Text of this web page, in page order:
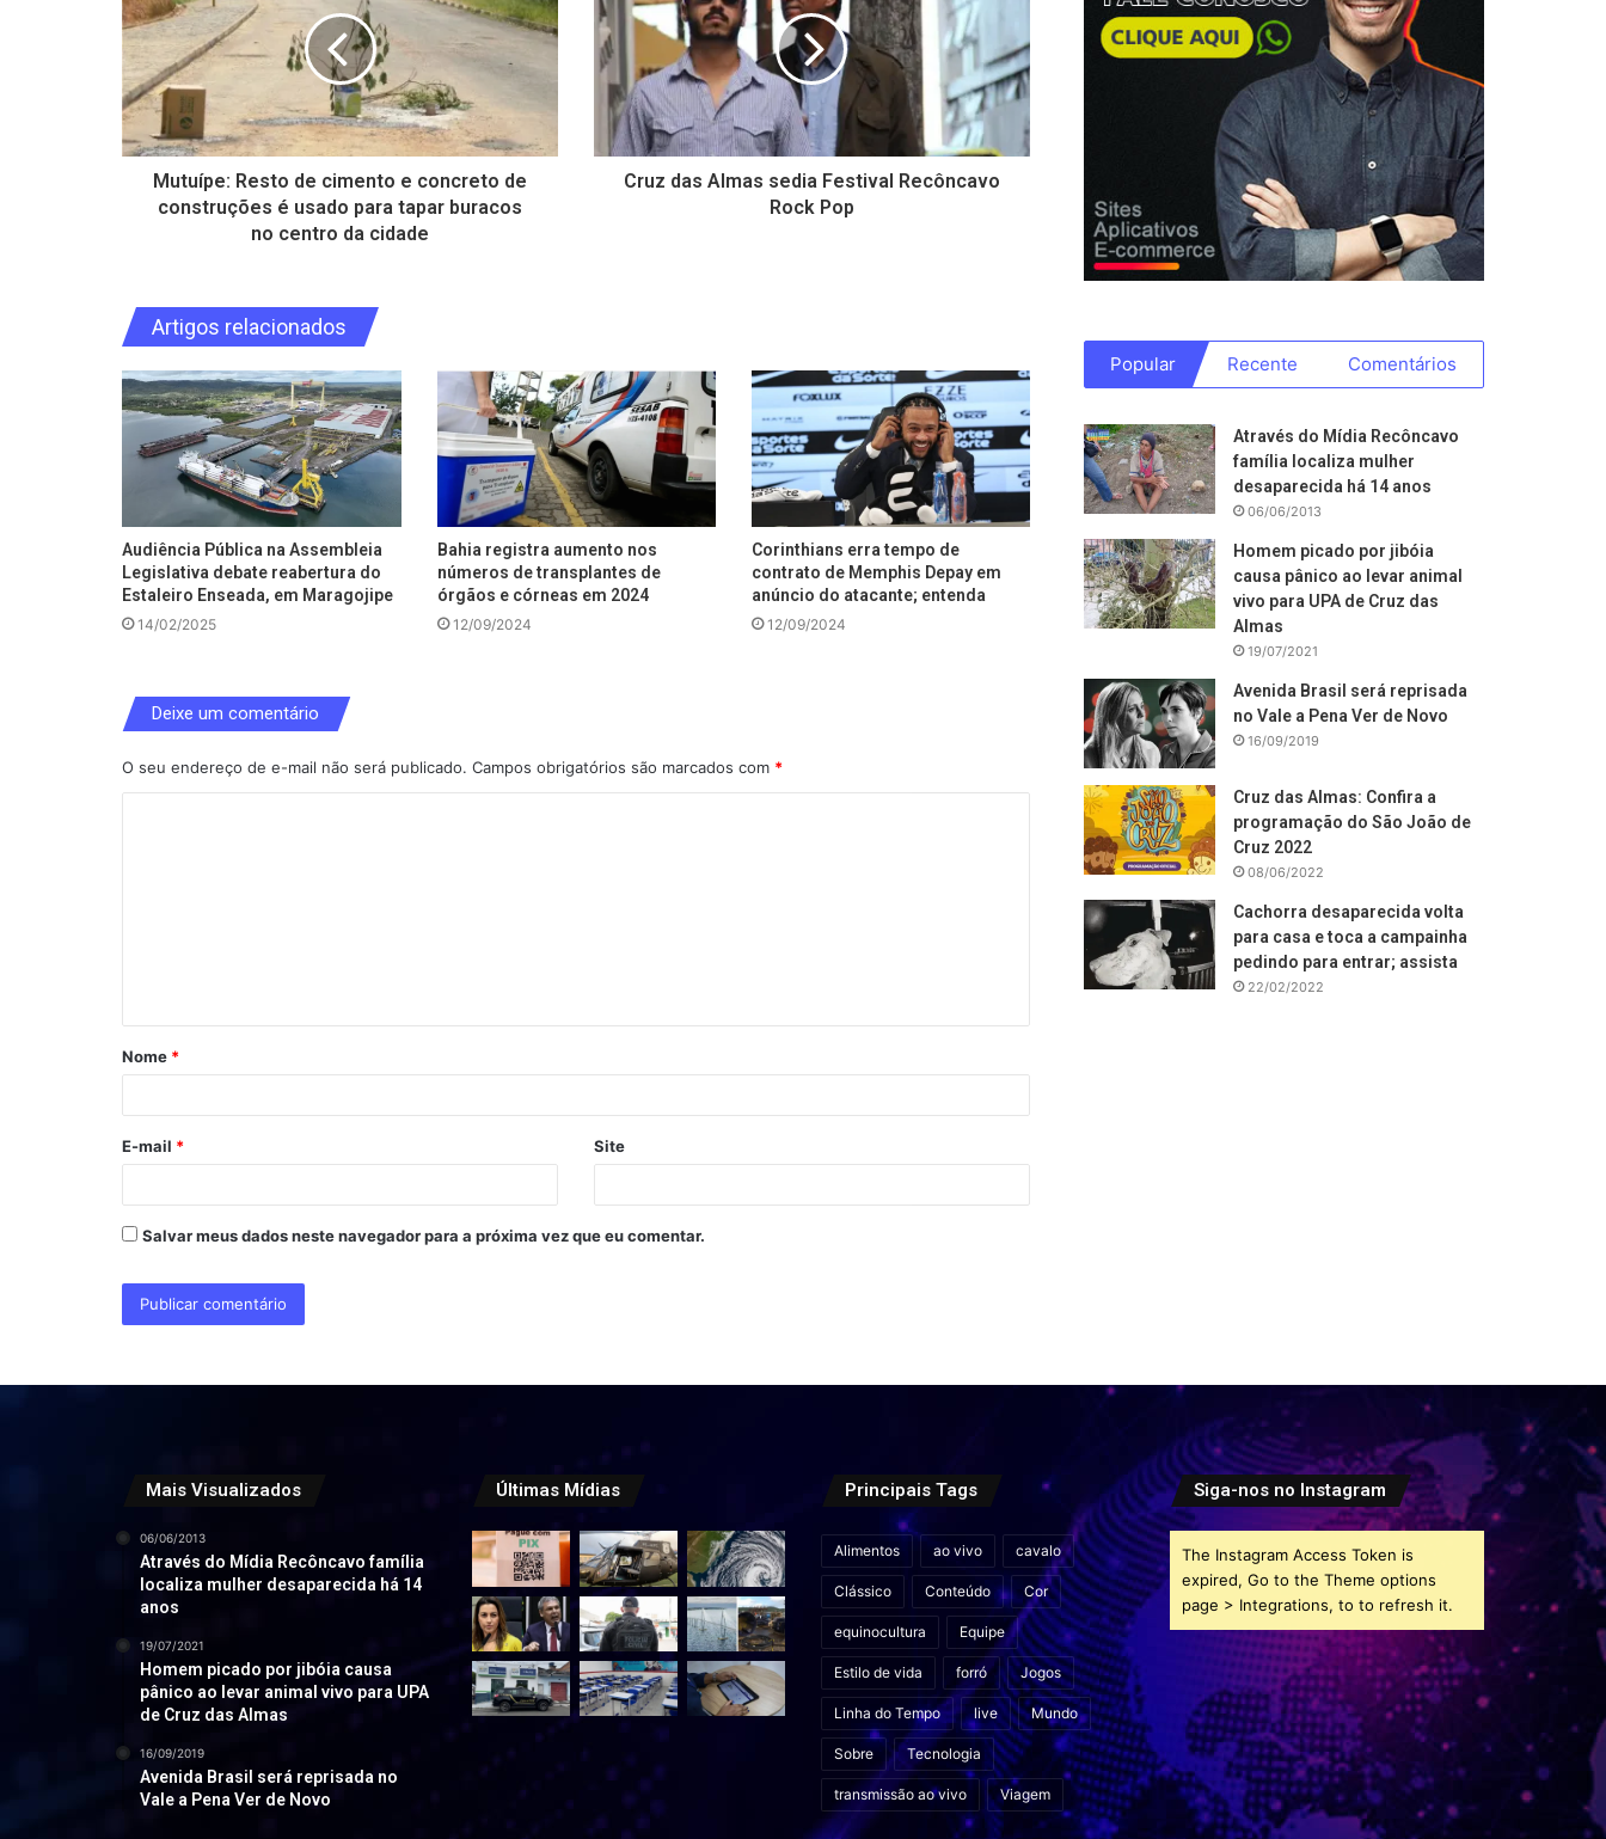
Mutuípe: Resto de cimento e concreto de
construções é usado para tapar buracos
no centro da cidade
Cruz das Almas sedia Festival Recôncavo
Rock Pop
Artigos relacionados
Audiência Pública na Assembleia
Legislativa debate reabertura do
Estaleiro Enseada, em Maragojipe
14/02/2025
Bahia registra aumento nos
números de transplantes de
órgãos e córneas em 2024
12/09/2024
Corinthians erra tempo de
contrato de Memphis Depay em
anúncio do atacante; entenda
12/09/2024
Deixe um comentário
O seu endereço de e-mail não será publicado. Campos obrigatórios são marcados com *
á
r
*
Nome *
E-mail * Site
Salvar meus dados neste navegador para a próxima vez que eu comentar.
Popular Recente Comentários
Através do Mídia Recôncavo
família localiza mulher
desaparecida há 14 anos
06/06/2013
Homem picado por jibóia
causa pânico ao levar animal
vivo para UPA de Cruz das
Almas
19/07/2021
Avenida Brasil será reprisada
no Vale a Pena Ver de Novo
16/09/2019
Cruz das Almas: Confira a
programação do São João de
Cruz 2022
08/06/2022
Cachorra desaparecida volta
para casa e toca a campainha
pedindo para entrar; assista
22/02/2022
Mais Visualizados
06/06/2013
Através do Mídia Recôncavo família
localiza mulher desaparecida há 14
anos
19/07/2021
Homem picado por jibóia causa
pânico ao levar animal vivo para UPA
de Cruz das Almas
16/09/2019
Avenida Brasil será reprisada no
Vale a Pena Ver de Novo
Últimas Mídias Principais Tags
Alimentos ao vivo cavalo
Clássico Conteúdo Cor
equinocultura Equipe
Estilo de vida forró Jogos
Linha do Tempo live Mundo
Sobre Tecnologia
transmissão ao vivo Viagem
Siga-nos no Instagram
The Instagram Access Token is
expired, Go to the Theme options
page > Integrations, to to refresh it.